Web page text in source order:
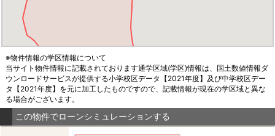
※物件情報の学区情報について
当サイト物件情報に記載されております通学区域(学区)情報は、国土数値情報ダ
ウンロードサービスが提供する小学校区データ【2021年度】及び中学校区デー
タ【2021年度】を元に加工したものですので、記載情報が現在の学区域と異な
る場合がございます。
この物件でローンシミュレーションする